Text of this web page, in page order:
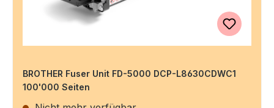
BROTHER Fuser Unit FD-5000 DCP-L8630CDWC1
100'000 Seiten